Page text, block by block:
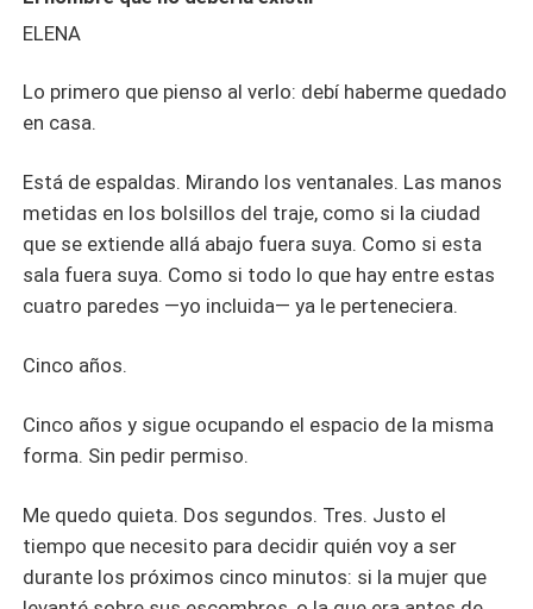
propia vida que nadie se atrevió a contarle. Entre
portazos y miradas que queman, entre el no te soporto y
imposible: si el amor que sobrevivió cinco años de
silencio puede sobrevivir también a todo lo que ese
más dura de todas: que proteger a alguien sin preguntarle
no es amor. Es otra forma de romperla.
ELENA
Lo primero que pienso al verlo: debí haberme quedado
en casa.
Está de espaldas. Mirando los ventanales. Las manos
metidas en los bolsillos del traje, como si la ciudad
que se extiende allá abajo fuera suya. Como si esta
sala fuera suya. Como si todo lo que hay entre estas
cuatro paredes —yo incluida— ya le perteneciera.
Cinco años.
Cinco años y sigue ocupando el espacio de la misma
forma. Sin pedir permiso.
Me quedo quieta. Dos segundos. Tres. Justo el
tiempo que necesito para decidir quién voy a ser
durante los próximos cinco minutos: si la mujer que